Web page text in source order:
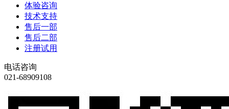
体验咨询
技术支持
售后一部
售后二部
注册试用
电话咨询
021-68909108